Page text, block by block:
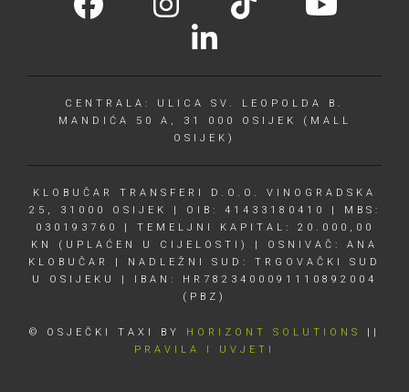
CENTRALA: ULICA SV. LEOPOLDA B.
MANDIĆA 50 A, 31 000 OSIJEK (MALL
OSIJEK)
KLOBUČAR TRANSFERI D.O.O. VINOGRADSKA
25, 31000 OSIJEK | OIB: 41433180410 | MBS:
030193760 | TEMELJNI KAPITAL: 20.000,00
KN (UPLAĆEN U CIJELOSTI) | OSNIVAČ: ANA
KLOBUČAR | NADLEŽNI SUD: TRGOVAČKI SUD
U OSIJEKU | IBAN: HR7823400091110892004
(PBZ)
© OSJEČKI TAXI BY HORIZONT SOLUTIONS
||
PRAVILA I UVJETI